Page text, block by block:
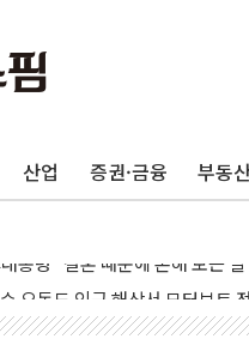
산업 증권·금융 부동
주 국내 주요 금융일정
, 이란전 출구전략 만지작…공습
물 수거하다 참변…60대 환경
중랑구 주택가서 흉기 난동
오동도 인근 해상서 모터보트
애, '위안부' 피해자 기림의 날